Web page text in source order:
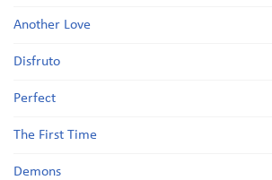
Another Love
Disfruto
Perfect
The First Time
Demons